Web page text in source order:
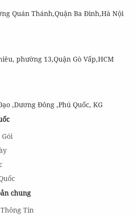
Quán Thánh,Quận Ba Đình,Hà Nội
phường 13,Quận Gò Vấp,HCM
,Dương Đông ,Phú Quốc, KG
chung
Tin